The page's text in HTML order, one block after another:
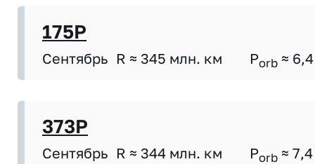
175P
Сентябрь R ≈ 345 млн. км Porb ≈ 6,4
373P
Сентябрь R ≈ 344 млн. км Porb ≈ 7,4